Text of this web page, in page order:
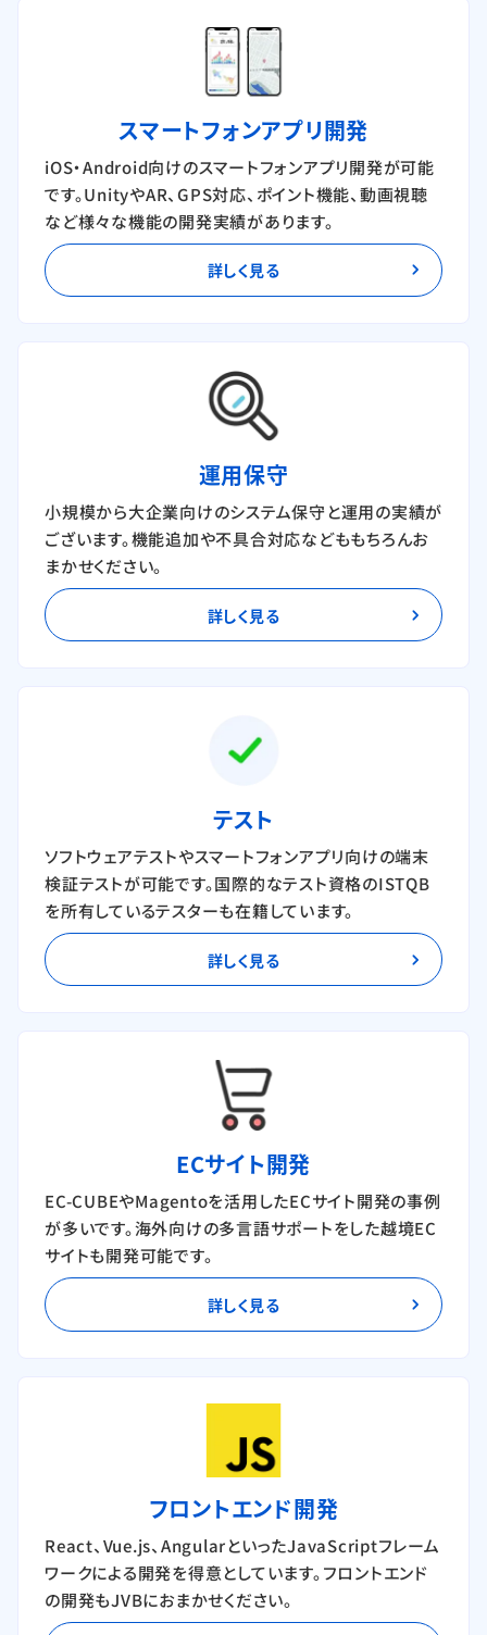
スマートフォンアプリ開発
iOS・Android向けのスマートフォンアプリ開発が可能
です。UnityやAR、GPS対応、ポイント機能、動画視聴
など様々な機能の開発実績があります。
詳しく見る
運用保守
小規模から大企業向けのシステム保守と運用の実績が
ございます。機能追加や不具合対応などももちろんお
まかせください。
詳しく見る
テスト
ソフトウェアテストやスマートフォンアプリ向けの端末
検証テストが可能です。国際的なテスト資格のISTQB
を所有しているテスターも在籍しています。
詳しく見る
ECサイト開発
EC-CUBEやMagentoを活用したECサイト開発の事例
が多いです。海外向けの多言語サポートをした越境EC
サイトも開発可能です。
詳しく見る
フロントエンド開発
React、Vue.js、AngularといったJavaScriptフレーム
ワークによる開発を得意としています。フロントエンド
の開発もJVBにおまかせください。